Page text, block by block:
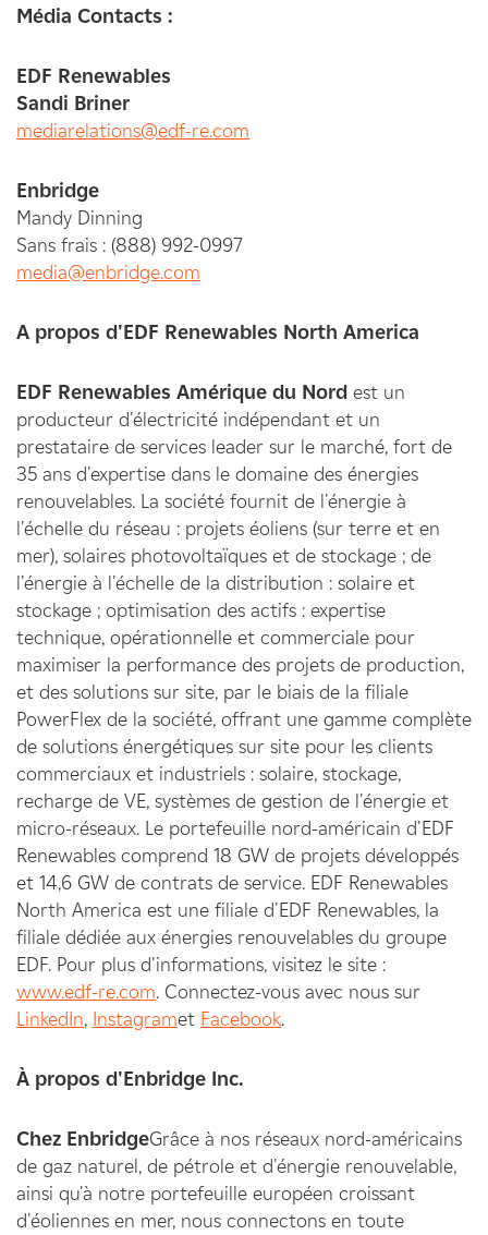
Média Contacts :
EDF Renewables
Sandi Briner
mediarelations@edf-re.com
Enbridge
Mandy Dinning
Sans frais : (888) 992-0997
media@enbridge.com
A propos d'EDF Renewables North America
EDF Renewables Amérique du Nord est un
producteur d'électricité indépendant et un
prestataire de services leader sur le marché, fort de
35 ans d'expertise dans le domaine des énergies
renouvelables. La société fournit de l'énergie à
l'échelle du réseau : projets éoliens (sur terre et en
mer), solaires photovoltaïques et de stockage ; de
l'énergie à l'échelle de la distribution : solaire et
stockage ; optimisation des actifs : expertise
technique, opérationnelle et commerciale pour
maximiser la performance des projets de production,
et des solutions sur site, par le biais de la filiale
PowerFlex de la société, offrant une gamme complète
de solutions énergétiques sur site pour les clients
commerciaux et industriels : solaire, stockage,
recharge de VE, systèmes de gestion de l'énergie et
micro-réseaux. Le portefeuille nord-américain d'EDF
Renewables comprend 18 GW de projets développés
et 14,6 GW de contrats de service. EDF Renewables
North America est une filiale d'EDF Renewables, la
filiale dédiée aux énergies renouvelables du groupe
EDF. Pour plus d'informations, visitez le site :
www.edf-re.com. Connectez-vous avec nous sur
LinkedIn, Instagramet Facebook.
À propos d'Enbridge Inc.
Chez EnbridgeGrâce à nos réseaux nord-américains
de gaz naturel, de pétrole et d'énergie renouvelable,
ainsi qu'à notre portefeuille européen croissant
d'éoliennes en mer, nous connectons en toute